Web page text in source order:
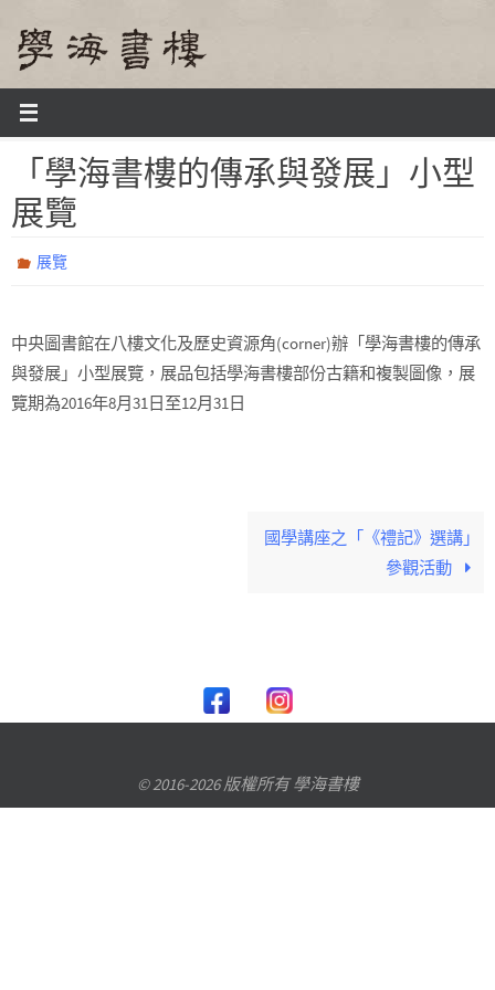
content
Home
「學海書樓的傳承與發展」小型
展覽
展覽
中央圖書館在八樓文化及歷史資源角(corner)辦「學海書樓的傳承
與發展」小型展覽，展品包括學海書樓部份古籍和複製圖像，展
覽期為2016年8月31日至12月31日
國學講座之「《禮記》選講」
參觀活動
© 2016-2026 版權所有 學海書樓